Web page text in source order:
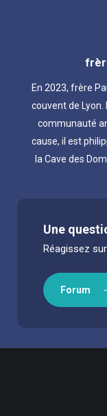
En 2023, frère
couvent de
communauté
cause, il est
la Cave des
Une
Réagissez
Forum